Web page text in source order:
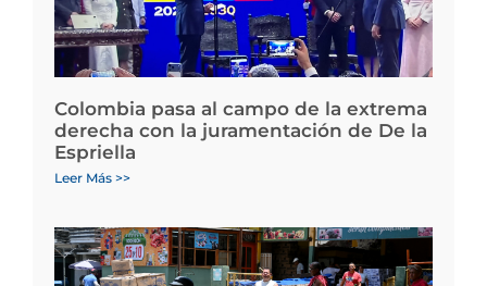
Colombia pasa al campo de la extrema
derecha con la juramentación de De la
Espriella
Leer Más >>